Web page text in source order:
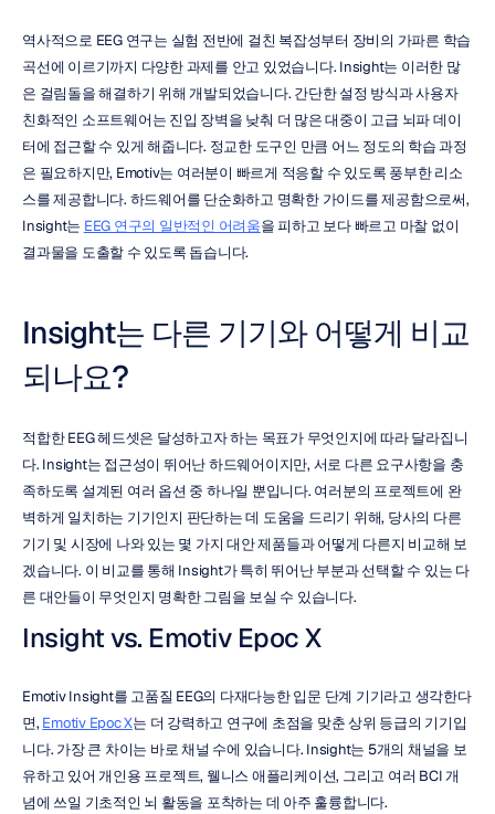
역사적으로 EEG 연구는 실험 전반에 걸친 복잡성부터 장비의 가파른 학습
곡선에 이르기까지 다양한 과제를 안고 있었습니다. Insight는 이러한 많
은 걸림돌을 해결하기 위해 개발되었습니다. 간단한 설정 방식과 사용자
친화적인 소프트웨어는 진입 장벽을 낮춰 더 많은 대중이 고급 뇌파 데이
터에 접근할 수 있게 해줍니다. 정교한 도구인 만큼 어느 정도의 학습 과정
은 필요하지만, Emotiv는 여러분이 빠르게 적응할 수 있도록 풍부한 리소
스를 제공합니다. 하드웨어를 단순화하고 명확한 가이드를 제공함으로써,
Insight는 EEG 연구의 일반적인 어려움을 피하고 보다 빠르고 마찰 없이
결과물을 도출할 수 있도록 돕습니다.
Insight는 다른 기기와 어떻게 비교
되나요?
적합한 EEG 헤드셋은 달성하고자 하는 목표가 무엇인지에 따라 달라집니
다. Insight는 접근성이 뛰어난 하드웨어이지만, 서로 다른 요구사항을 충
족하도록 설계된 여러 옵션 중 하나일 뿐입니다. 여러분의 프로젝트에 완
벽하게 일치하는 기기인지 판단하는 데 도움을 드리기 위해, 당사의 다른
기기 및 시장에 나와 있는 몇 가지 대안 제품들과 어떻게 다른지 비교해 보
겠습니다. 이 비교를 통해 Insight가 특히 뛰어난 부분과 선택할 수 있는 다
른 대안들이 무엇인지 명확한 그림을 보실 수 있습니다.
Insight vs. Emotiv Epoc X
Emotiv Insight를 고품질 EEG의 다재다능한 입문 단계 기기라고 생각한다
면, Emotiv Epoc X는 더 강력하고 연구에 초점을 맞춘 상위 등급의 기기입
니다. 가장 큰 차이는 바로 채널 수에 있습니다. Insight는 5개의 채널을 보
유하고 있어 개인용 프로젝트, 웰니스 애플리케이션, 그리고 여러 BCI 개
념에 쓰일 기초적인 뇌 활동을 포착하는 데 아주 훌륭합니다.